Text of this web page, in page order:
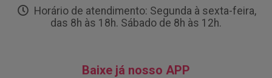
Horário de atendimento: Segunda à sexta-feira,
das 8h às 18h. Sábado de 8h às 12h.
Baixe já nosso APP